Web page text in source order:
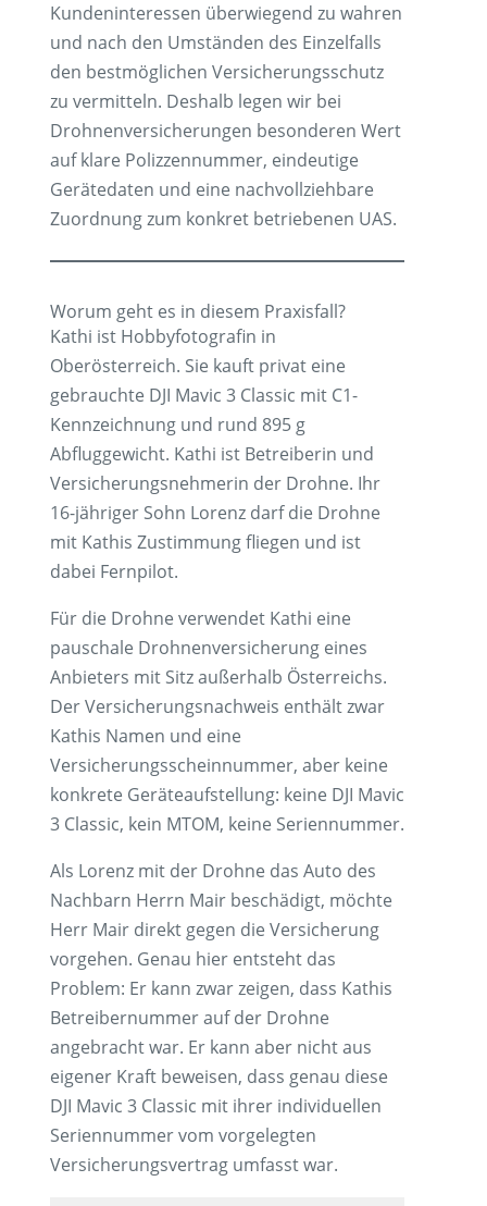
Kundeninteressen überwiegend zu wahren
und nach den Umständen des Einzelfalls
den bestmöglichen Versicherungsschutz
zu vermitteln. Deshalb legen wir bei
Drohnenversicherungen besonderen Wert
auf klare Polizzennummer, eindeutige
Gerätedaten und eine nachvollziehbare
Zuordnung zum konkret betriebenen UAS.
Worum geht es in diesem Praxisfall?
Kathi ist Hobbyfotografin in
Oberösterreich. Sie kauft privat eine
gebrauchte DJI Mavic 3 Classic mit C1-
Kennzeichnung und rund 895 g
Abfluggewicht. Kathi ist Betreiberin und
Versicherungsnehmerin der Drohne. Ihr
16-jähriger Sohn Lorenz darf die Drohne
mit Kathis Zustimmung fliegen und ist
dabei Fernpilot.
Für die Drohne verwendet Kathi eine
pauschale Drohnenversicherung eines
Anbieters mit Sitz außerhalb Österreichs.
Der Versicherungsnachweis enthält zwar
Kathis Namen und eine
Versicherungsscheinnummer, aber keine
konkrete Geräteaufstellung: keine DJI Mavic
3 Classic, kein MTOM, keine Seriennummer.
Als Lorenz mit der Drohne das Auto des
Nachbarn Herrn Mair beschädigt, möchte
Herr Mair direkt gegen die Versicherung
vorgehen. Genau hier entsteht das
Problem: Er kann zwar zeigen, dass Kathis
Betreibernummer auf der Drohne
angebracht war. Er kann aber nicht aus
eigener Kraft beweisen, dass genau diese
DJI Mavic 3 Classic mit ihrer individuellen
Seriennummer vom vorgelegten
Versicherungsvertrag umfasst war.